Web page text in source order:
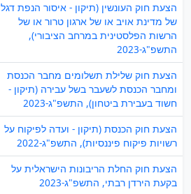
הצעת חוק העונשין (תיקון - איסור הנפת דגל
של מדינת אויב או של ארגון טרור או של
הרשות הפלסטינית במרחב הציבורי),
התשפ"ג-2023
הצעת חוק שלילת תשלומים מחבר הכנסת
ומחבר הכנסת לשעבר בשל עבירה (תיקון -
חשוד בעבירת ביטחון), התשפ"ג-2023
הצעת חוק הכנסת (תיקון - ועדה לפיקוח על
רשויות פיקוח פיננסיות), התשפ"ג-2022
הצעת חוק החלת הריבונות הישראלית על
בקעת הירדן רבתי, התשפ"ג-2023